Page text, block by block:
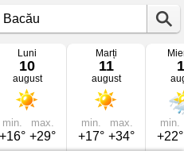
Luni
10
august
min.
+16°
max.
+29°
Marți
11
august
min.
+17°
max.
+34°
min.
+22°